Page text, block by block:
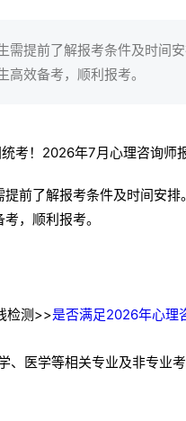
需提前了解报考条件及时间
效备考，顺利报考。
前了解报考条件及时间安
，顺利报考。
检测>>是否满足2026年心理
医学等相关专业及非专业